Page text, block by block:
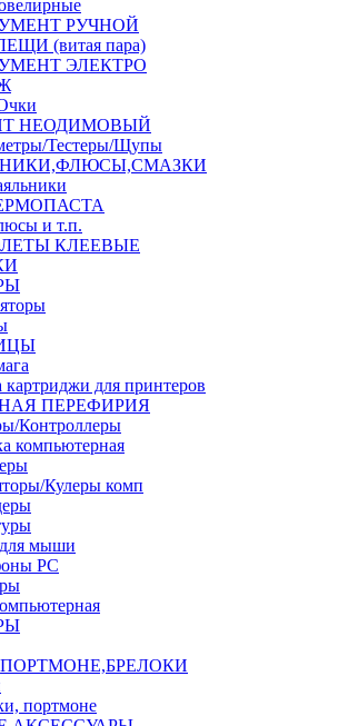
РУЧНОЙ
(витая пара)
ЭЛЕКТРО
НЕОДИМОВЫЙ
Тестеры/Щупы
и т.п.
КЛЕЕВЫЕ
картриджи для принтеров
ПЕРЕФИРИЯ
Контроллеры
компьютерная
Кулеры комп
мыши
PC
портмоне